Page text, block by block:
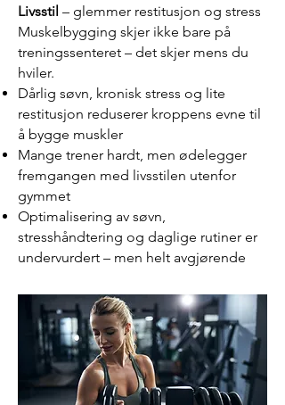
Livsstil – glemmer restitusjon og stress
Muskelbygging skjer ikke bare på
treningssenteret – det skjer mens du
hviler.
Dårlig søvn, kronisk stress og lite
restitusjon reduserer kroppens evne til
å bygge muskler
Mange trener hardt, men ødelegger
fremgangen med livsstilen utenfor
gymmet
Optimalisering av søvn,
stresshåndtering og daglige rutiner er
undervurdert – men helt avgjørende